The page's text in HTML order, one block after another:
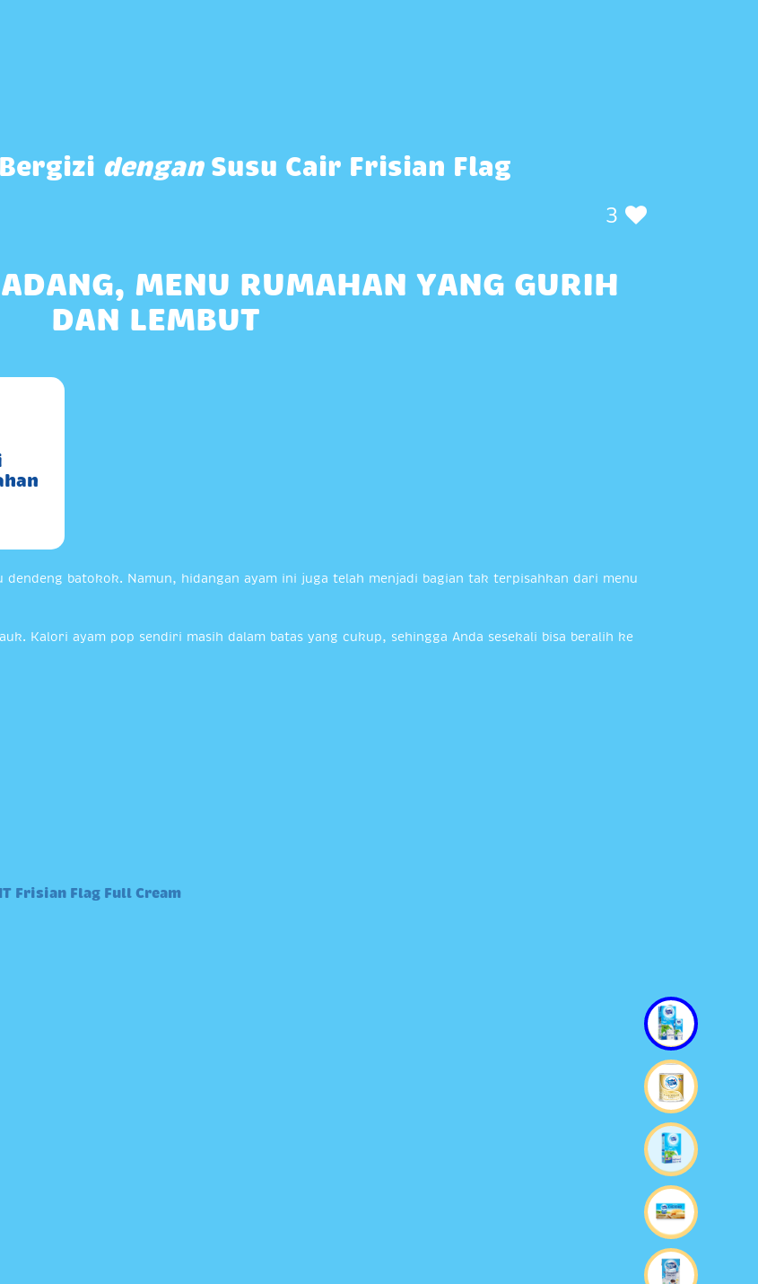
denganSusu Cair Frisian Flag
3
MENU RUMAHAN YANG GURIH
DAN LEMBUT
dendeng batokok. Namun, hidangan ayam ini juga telah menjadi bagian tak terpisahkan dari menu
Kalori ayam pop sendiri masih dalam batas yang cukup, sehingga Anda sesekali bisa beralih ke
Frisian Flag Full Cream